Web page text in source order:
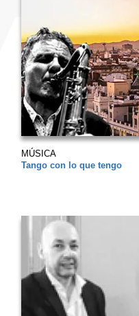
MÚSICA
Tango con lo que tengo